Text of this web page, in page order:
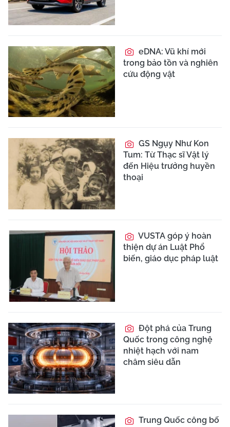
eDNA: Vũ khí mới
trong bảo tồn và nghiên
cứu động vật
GS Ngụy Như Kon
Tum: Từ Thạc sĩ Vật lý
đến Hiệu trưởng huyền
thoại
VUSTA góp ý hoàn
thiện dự án Luật Phổ
biến, giáo dục pháp luật
Đột phá của Trung
Quốc trong công nghệ
nhiệt hạch với nam
châm siêu dẫn
Trung Quốc công bố